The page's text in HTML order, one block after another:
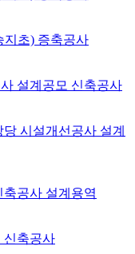
지초) 증축공사
설계공모 신축공사
시설개선공사 설계
공사 설계용역
신축공사